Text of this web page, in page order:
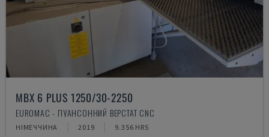
MBX 6 PLUS 1250/30-2250
EUROMAC - ПУАНСОННИЙ ВЕРСТАТ CNC
НІМЕЧЧИНА 2019 9.356 HRS